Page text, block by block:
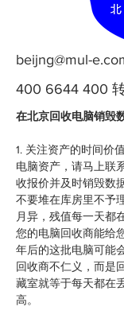
beijng@mul-
400 6644 400
在北京回收电脑销毁
1. 关注资产的时间价
电脑资产，请马上联
收报价并及时销毁数
不要堆在库房里不予
月异，残值每一天都
您的电脑回收商能给
年后的这批电脑可能
回收商不仁义，而是
藏室就等于每天都在
高。